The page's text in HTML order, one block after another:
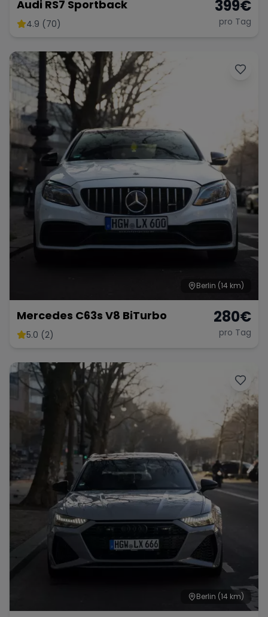
Audi RS7 Sportback
4.9 (70)
399€
pro Tag
Berlin (14 km)
Mercedes C63s V8 BiTurbo
5.0 (2)
280€
pro Tag
Berlin (14 km)